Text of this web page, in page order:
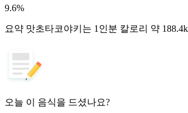
9.6%
요약 맛초타코야키는 1인분 칼로리 약
오늘 이 음식을 드셨나요?